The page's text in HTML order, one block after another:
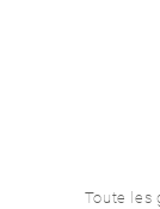
Toute les